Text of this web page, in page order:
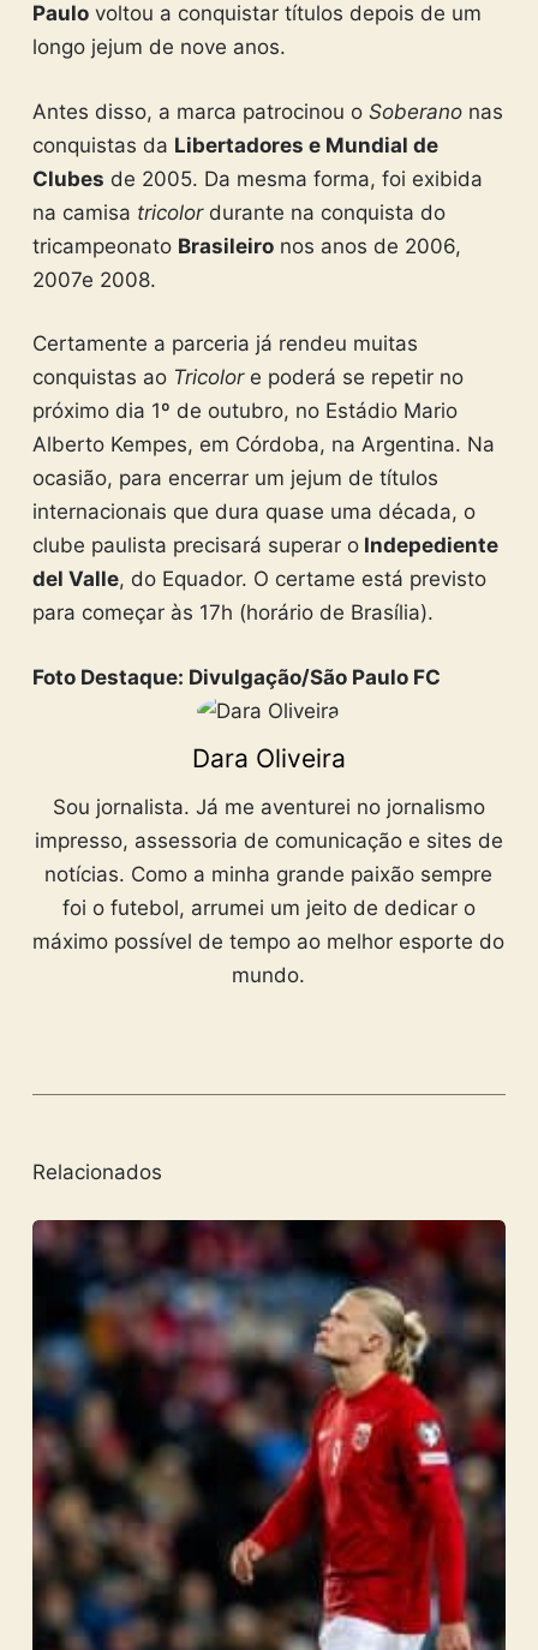
Paulovoltou a conquistar títulos depois de um
longo jejum de nove anos.
Antes disso, a marca patrocinou o Soberanonas
conquistas da Libertadores e Mundial de
Clubes de 2005. Da mesma forma, foi exibida
na camisa tricolordurante na conquista do
tricampeonato Brasileironos anos de 2006,
2007e 2008.
Certamente a parceria já rendeu muitas
conquistas ao Tricolore poderá se repetir no
próximo dia 1º de outubro, no Estádio Mario
Alberto Kempes, em Córdoba, na Argentina. Na
ocasião, para encerrar um jejum de títulos
internacionais que dura quase uma década, o
clube paulista precisará superar oIndepediente
del Valle, do Equador. O certame está previsto
para começar às 17h (horário de Brasília).
Foto Destaque: Divulgação/São Paulo FC
Dara Oliveira
Sou jornalista. Já me aventurei no jornalismo
impresso, assessoria de comunicação e sites de
notícias. Como a minha grande paixão sempre
foi o futebol, arrumei um jeito de dedicar o
máximo possível de tempo ao melhor esporte do
mundo.
Relacionados